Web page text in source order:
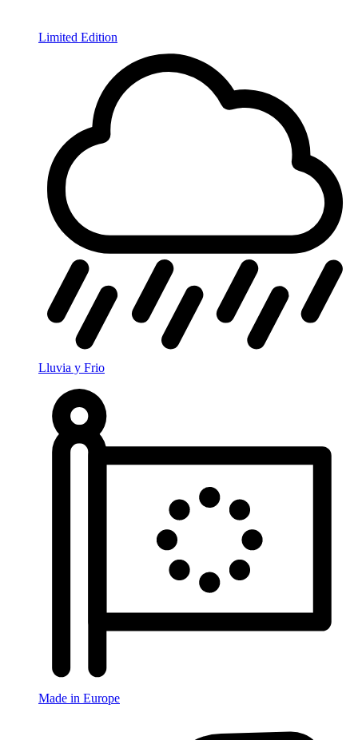
Limited Edition
Lluvia y Frio
Made in Europe